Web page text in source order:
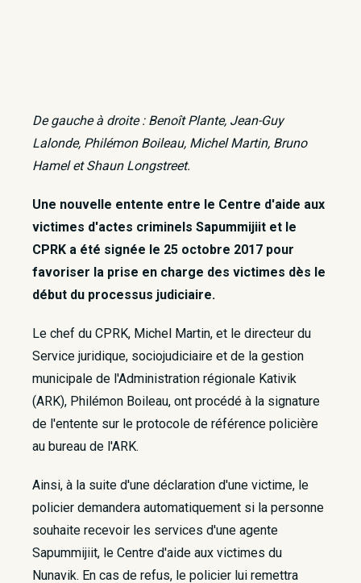
De gauche à droite : Benoît Plante, Jean-Guy
Lalonde, Philémon Boileau, Michel Martin, Bruno
Hamel et Shaun Longstreet.
Une nouvelle entente entre le Centre d'aide aux
victimes d'actes criminels Sapummijiit et le
CPRK a été signée le 25 octobre 2017 pour
favoriser la prise en charge des victimes dès le
début du processus judiciaire.
Le chef du CPRK, Michel Martin, et le directeur du
Service juridique, sociojudiciaire et de la gestion
municipale de l'Administration régionale Kativik
(ARK), Philémon Boileau, ont procédé à la signature
de l'entente sur le protocole de référence policière
au bureau de l'ARK.
Ainsi, à la suite d'une déclaration d'une victime, le
policier demandera automatiquement si la personne
souhaite recevoir les services d'une agente
Sapummijiit, le Centre d'aide aux victimes du
Nunavik. En cas de refus, le policier lui remettra